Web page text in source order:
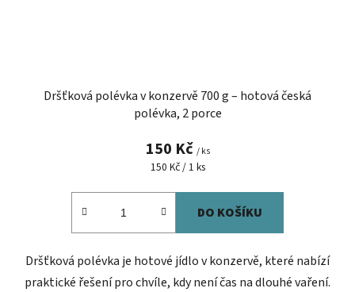
Dršťková polévka v konzervě 700 g – hotová česká
polévka, 2 porce
150 Kč / ks
Měrná
150 Kč / 1 ks
DO KOŠÍKU
Dršťková polévka je hotové jídlo v konzervě, které nabízí
praktické řešení pro chvíle, kdy není čas na dlouhé vaření.